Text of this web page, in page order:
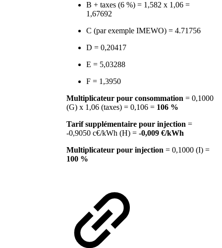
B + taxes (6 %) = 1,582 x 1,06 =
1,67692
C (par exemple IMEWO) = 4.71756
D = 0,20417
E = 5,03288
F = 1,3950
Multiplicateur pour consommation = 0,1000
(G) x 1,06 (taxes) = 0,106 = 106 %
Tarif supplémentaire pour injection =
-0,9050 c€/kWh (H) = -0,009 €/kWh
Multiplicateur pour injection = 0,1000 (I) =
100 %